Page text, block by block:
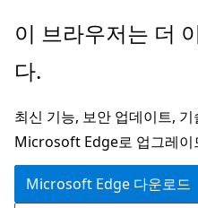
주
콘
츠
로
건
너
이 브라우저는 더
다.
최신 기능, 보안 업데이트,
Microsoft Edge로 업그레이
Microsoft Edge 다운로드